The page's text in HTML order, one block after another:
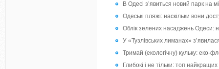
В Одесі з’явиться новий парк на
Одеські пляжі: наскільки вони
Облік зелених насаджень Одеси:
У «Тузлівських лиманах»
Тримай (екологічну) кульку: еко-
Глибокі і не тільки: топ